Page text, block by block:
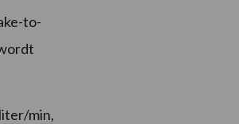
to-
min,